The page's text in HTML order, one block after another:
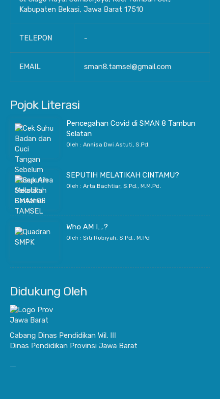
Kabupaten Bekasi, Jawa Barat 17510
TELEPON -
EMAIL sman8.tamsel@gmail.com
Pojok Literasi
Pencegahan Covid di SMAN 8 Tambun
Selatan
Oleh : Annisa Dwi Astuti, S.Pd.
SEPUTIH MELATIKAH CINTAMU?
Oleh : Arta Bachtiar, S.Pd., M.M.Pd.
Who AM I….?
Oleh : Siti Robiyah, S.Pd., M.Pd
Didukung Oleh
Cabang Dinas Pendidikan Wil. III
Dinas Pendidikan Provinsi Jawa Barat